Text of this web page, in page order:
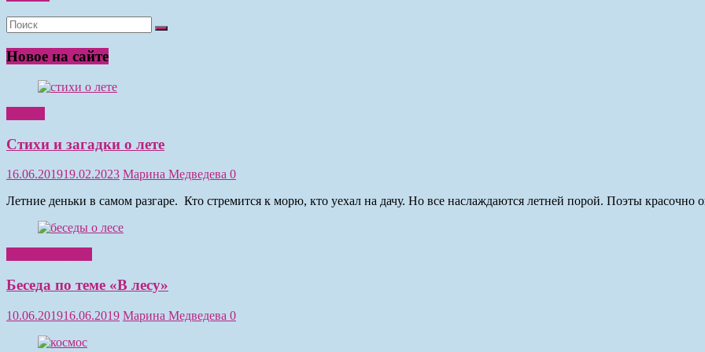
Новое на сайте
Стихи и загадки о лете
16.06.201919.02.2023 Марина Медведева 0
Летние деньки в самом разгаре. Кто стремится к морю, кто уехал на дачу. Но все наслаждаются летней порой. Поэты красочно
Беседа по теме «В лесу»
10.06.201916.06.2019 Марина Медведева 0